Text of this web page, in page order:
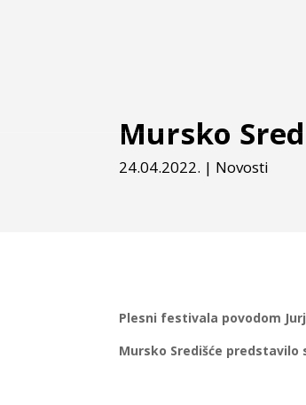
Mursko
24.04.2022. | Novosti
Plesni festivala povodom
Mursko Središće